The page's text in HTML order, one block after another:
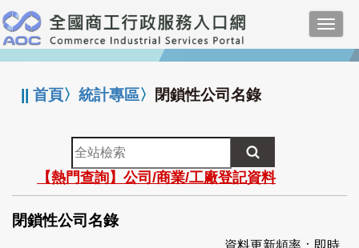
跳
到
主
要
:::
||首頁〉統計專區〉 閉鎖性公司名錄
全
站
檢
索
【熱門查詢】公司/商業/工廠登記資料
閉鎖性公司名錄
資料更新頻率：即時